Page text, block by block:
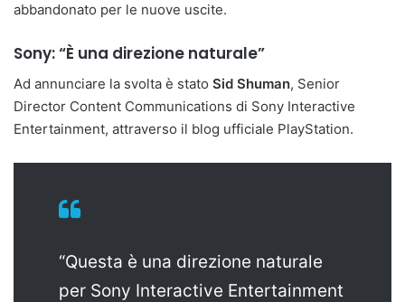
abbandonato per le nuove uscite.
Sony: “È una direzione naturale”
Ad annunciare la svolta è stato Sid Shuman, Senior
Director Content Communications di Sony Interactive
Entertainment, attraverso il blog ufficiale PlayStation.
“Questa è una direzione naturale
per Sony Interactive Entertainment